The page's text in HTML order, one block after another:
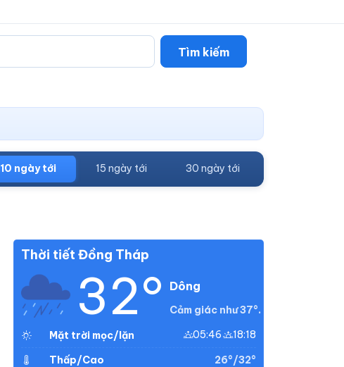
Tìm kiếm
10 ngày tới 15 ngày tới 30 ngày tới
Thời tiết Đồng Tháp
32° Dông
Cảm giác như 37°.
Mặt trời mọc/lặn
05:46 18:18
Thấp/Cao
26°/32°